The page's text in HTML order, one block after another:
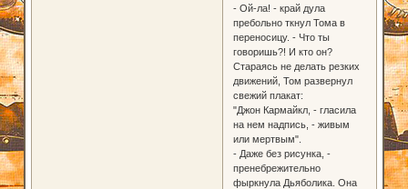
- Ой-ла! - край дула
пребольно ткнул Тома в
переносицу. - Что ты
говоришь?! И кто он?
Стараясь не делать резких
движений, Том развернул
свежий плакат:
"Джон Кармайкл, - гласила
на нем надпись, - живым
или мертвым".
- Даже без рисунка, -
пренебрежительно
фыркнула Дьяболика. Она